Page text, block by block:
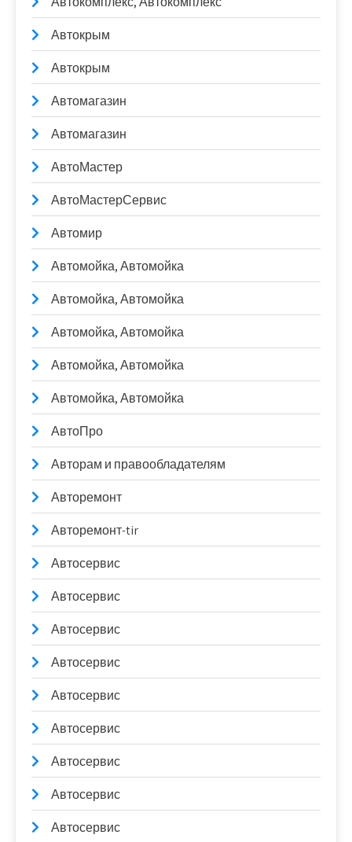
Автокрым
Автокрым
Автомагазин
Автомагазин
АвтоМастер
АвтоМастерСервис
Автомир
Автомойка, Автомойка
Автомойка, Автомойка
Автомойка, Автомойка
Автомойка, Автомойка
Автомойка, Автомойка
АвтоПро
Авторам и правообладателям
Авторемонт
Авторемонт-tir
Автосервис
Автосервис
Автосервис
Автосервис
Автосервис
Автосервис
Автосервис
Автосервис
Автосервис